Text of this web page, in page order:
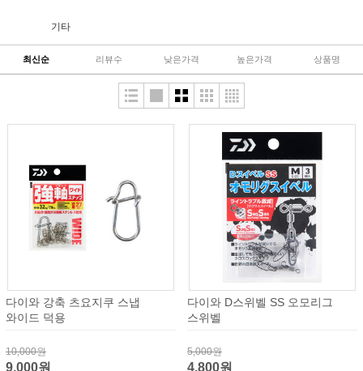
기타
최신순 리뷰수 낮은가격 높은가격 상품명
다이와 강축 츠요지쿠 스냅
와이드 덕용
10,000원
9,000원
다이와 D스위벨 SS 오모리그
스위벨
5,000원
4,800원